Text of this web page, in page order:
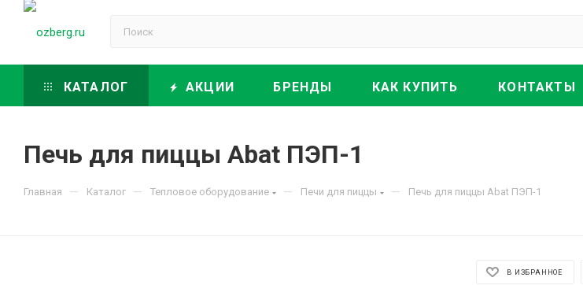
КАТАЛОГ АКЦИИ БРЕНДЫ КАК КУПИТЬ КОНТАКТЫ
Печь для пиццы Abat ПЭП-1
Главная — Каталог — Тепловое оборудование — Печи для пиццы — Печь для пиццы Abat ПЭП-1
В ИЗБРАННОЕ